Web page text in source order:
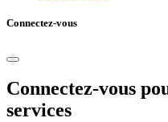
Connectez-vous
Connectez-vous
services